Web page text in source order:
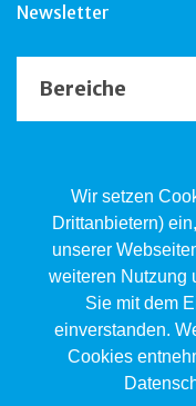
Wir setzen
Drittanbietern)
unserer
weiteren Nutzung
Sie mit dem
einverstanden.
Cookies
Newsletter
Bereiche
Kind.Jugend.Familie KJF
Poststrasse 2,
061 551 17 77
kjf@jsw.swiss